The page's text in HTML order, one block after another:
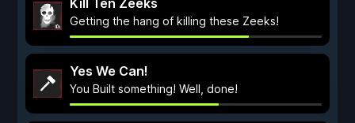
Kill Ten Zeeks
Getting the hang of killing these Zeeks!
Yes We Can!
You Built something! Well, done!